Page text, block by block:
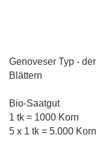
Genoveser Typ -
Blättern
Bio-Saatgut
1 tk = 1000 Korn
5 x 1 tk = 5.000 Korn